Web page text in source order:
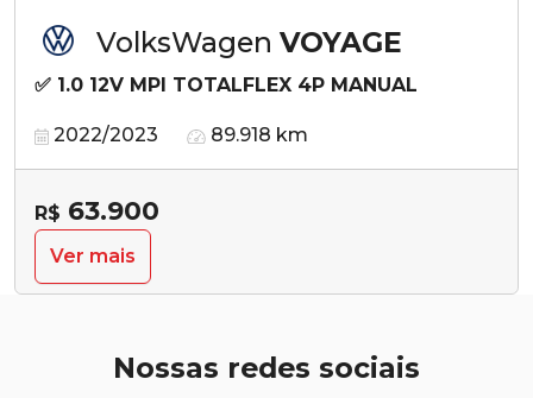
VolksWagen VOYAGE
✅ 1.0 12V MPI TOTALFLEX 4P MANUAL
2022/2023 89.918 km
R$ 63.900
Ver mais
Nossas redes sociais